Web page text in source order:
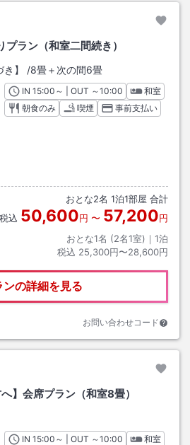
プラン（和室二間続き）
】 /8畳＋次の間6畳
INチェックイン
15:00 ～ | OUT チェックアウト
～10:00
和室
朝食のみ
喫煙 事前支払い
おとな2名 1泊1部屋 合計
税込 50,600円 〜 57,200円
おとな1名 (2名1室)｜ 1泊
税込 25,300円〜28,600円
ンの詳細を見る
お問い合わせコード
】会席プラン（和室8畳）
INチェックイン
15:00 ～ | OUT チェックアウト
～10:00
和室